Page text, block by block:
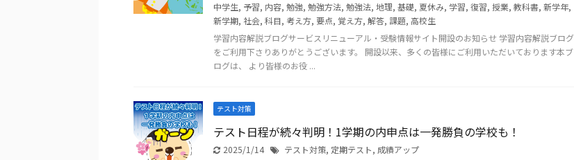
中学生, 予習, 内容, 勉強, 勉強方法, 勉強法, 地理, 基礎, 夏休み, 学習, 復習, 授業, 教科書, 新学年,
新学期, 社会, 科目, 考え方, 要点, 覚え方, 解答, 課題, 高校生
学習内容解説ブログサービスリニューアル・受験情報サイト開設のお知らせ 学習内容解説ブログ
をご利用下さりありがとうございます。 開設以来、多くの皆様にご利用いただいております本ブ
ログは、 より皆様のお役 ...
テスト対策
テスト日程が続々判明！1学期の内申点は一発勝負の学校も！
2025/1/14 テスト対策, 定期テスト, 成績アップ